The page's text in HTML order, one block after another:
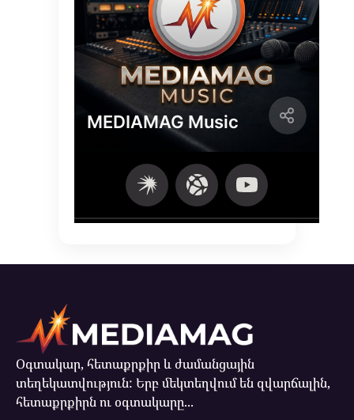
Օգտակար, հետաքրքիր և ժամանցային
տեղեկատվություն: Երբ մեկտեղվում են զվարճալին,
հետաքրքիրն ու օգտակարը...